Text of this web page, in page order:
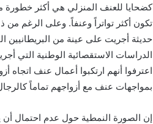
كضحايا للعنف المنزلي هي أكثر خطورة
تكون أكثر تواتراً وعنفاً. وعلى الرغم
اعترفوا أنهم ارتكبوا أعمال عنف
بمواجهات عنف مع أزواجهم تماماً
إن الصورة النمطية حول عدم احتمال